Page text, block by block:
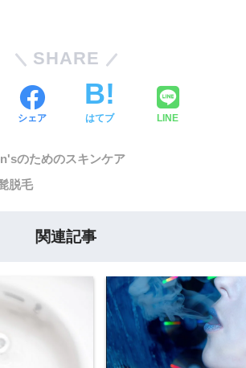
SHARE
シェア はてブ LINE
のためのスキンケア
脱毛
関連記事